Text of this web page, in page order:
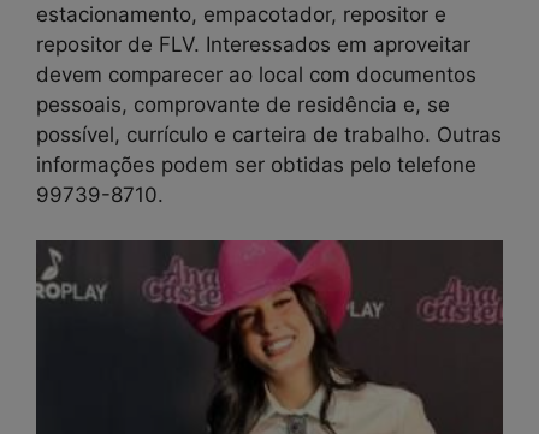
estacionamento, empacotador, repositor e
repositor de FLV. Interessados em aproveitar
devem comparecer ao local com documentos
pessoais, comprovante de residência e, se
possível, currículo e carteira de trabalho. Outras
informações podem ser obtidas pelo telefone
99739-8710.